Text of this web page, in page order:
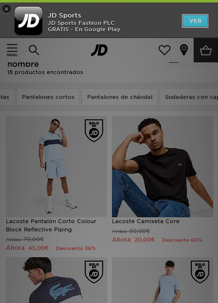
×
JD Sports
JD Sports Fashion PLC
GRATIS - En Google Play
VER
Página principal
Hombre Ropa de hombre
Oferta | Hombre - Lacoste Ropa de
hombre
18 productos encontrados
Pantalones cortos Pantalones de chándal Sudaderas con
Lacoste Pantalón Corto Colour
Block Reflective Piping
Antes70,00€
Ahora 45,00€ Descuento 36%
Lacoste Camiseta Core
Antes50,00€
Ahora 20,00€ Descuento 60%
Hombre
Mujer
Niños
Deportes & Fitness
TARJETA REGALO
MI JD